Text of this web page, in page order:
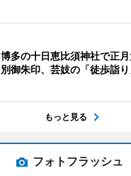
博多の十日恵比須神社で正
別御朱印、芸妓の「徒歩詣
もっと見る
フォトフラッシュ